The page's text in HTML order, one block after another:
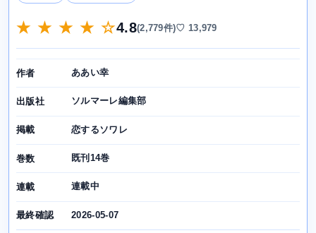
★ ★ ★ ★ ☆4.8(2,779件)♡ 13,979
作者 ああい幸
出版社 ソルマーレ編集部
掲載 恋するソワレ
巻数 既刊14巻
連載 連載中
最終確認 2026-05-07